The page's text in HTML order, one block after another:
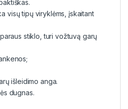
visų tipų viryklėms, įskaitant
stiklo, turi vožtuvą garų
išleidimo anga.
dugnas.